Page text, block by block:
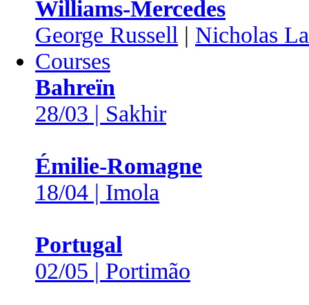
Williams-Mercedes
George Russell | Nicholas
Courses
Bahreïn
28/03 | Sakhir
Émilie-Romagne
18/04 | Imola
Portugal
02/05 | Portimão